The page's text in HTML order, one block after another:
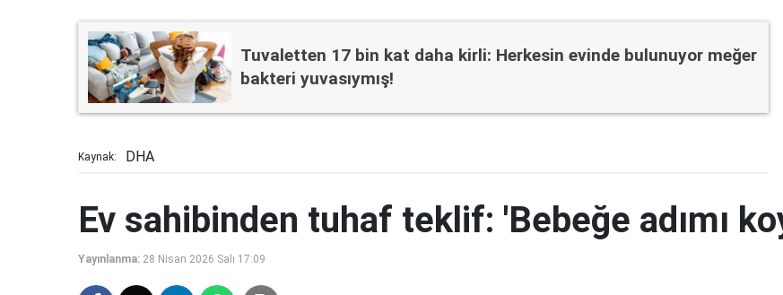
Tuvaletten 17 bin kat daha kirli: Herkesin evinde bulunuyor meğer
bakteri yuvasıymış!
Kaynak: DHA
Ev sahibinden tuhaf teklif: 'Bebeğe adımı
Yayınlanma: 28 Nisan 2026 Salı 17:09